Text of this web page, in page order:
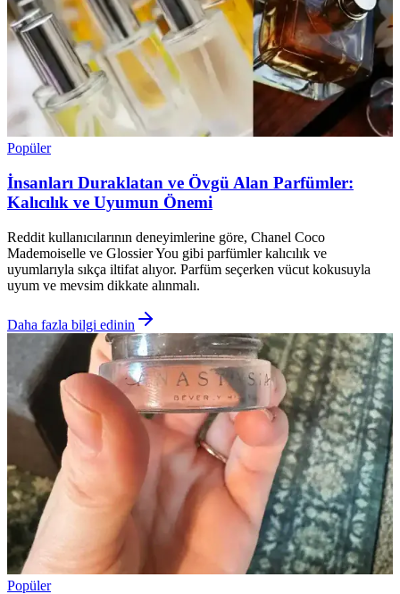
Popüler
İnsanları Duraklatan ve Övgü Alan Parfümler:
Kalıcılık ve Uyumun Önemi
Reddit kullanıcılarının deneyimlerine göre, Chanel Coco
Mademoiselle ve Glossier You gibi parfümler kalıcılık ve
uyumlarıyla sıkça iltifat alıyor. Parfüm seçerken vücut kokusuyla
uyum ve mevsim dikkate alınmalı.
Daha fazla bilgi edinin
Popüler